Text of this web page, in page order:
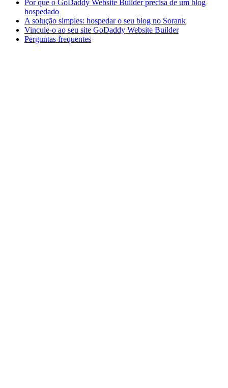
Por que o GoDaddy Website Builder precisa de um blog
hospedado
A solução simples: hospedar o seu blog no Sorank
Vincule-o ao seu site GoDaddy Website Builder
Perguntas frequentes